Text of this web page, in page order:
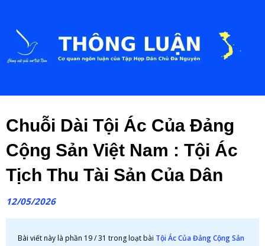
Chuỗi Dài Tội Ác Của Đảng
Cộng Sản Việt Nam : Tội Ác
Tịch Thu Tài Sản Của Dân
12/05/2026
Bài viết này là phần 19 / 31 trong loạt bài Tội Ác Của Đảng Cộng Sản